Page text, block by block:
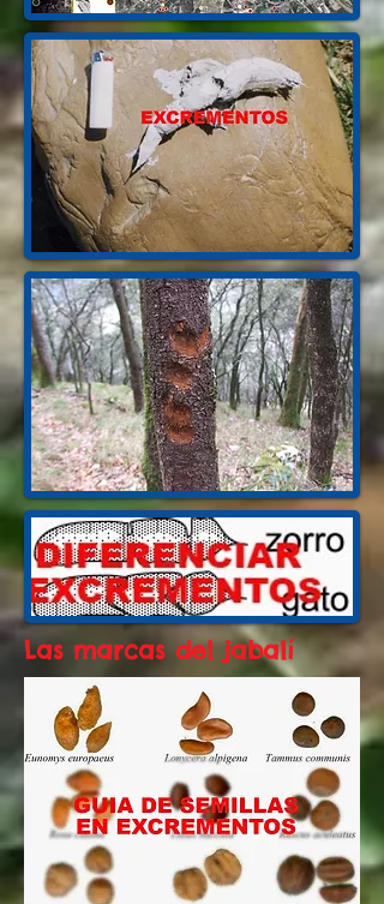
Las marcas del jabalí